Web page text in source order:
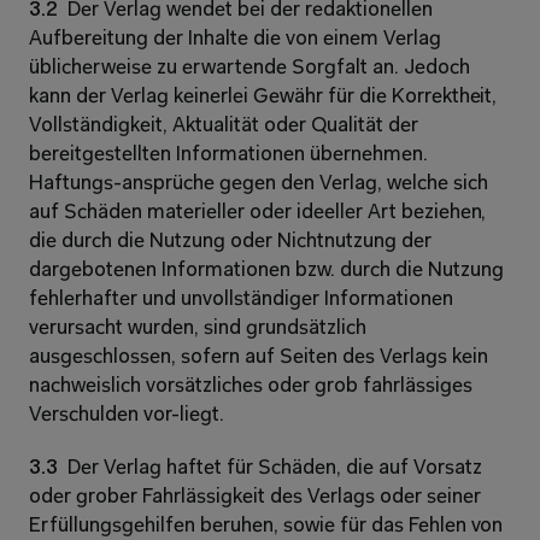
3.2
Der Verlag wendet bei der redaktionellen
Aufbereitung der Inhalte die von einem Verlag
üblicherweise zu erwartende Sorgfalt an. Jedoch
kann der Verlag keinerlei Gewähr für die Korrektheit,
Vollständigkeit, Aktualität oder Qualität der
bereitgestellten Informationen übernehmen.
Haftungs-ansprüche gegen den Verlag, welche sich
auf Schäden materieller oder ideeller Art beziehen,
die durch die Nutzung oder Nichtnutzung der
dargebotenen Informationen bzw. durch die Nutzung
fehlerhafter und unvollständiger Informationen
verursacht wurden, sind grundsätzlich
ausgeschlossen, sofern auf Seiten des Verlags kein
nachweislich vorsätzliches oder grob fahrlässiges
Verschulden vor-liegt.
3.3
Der Verlag haftet für Schäden, die auf Vorsatz
oder grober Fahrlässigkeit des Verlags oder seiner
Erfüllungsgehilfen beruhen, sowie für das Fehlen von